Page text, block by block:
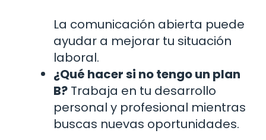
La comunicación abierta puede
ayudar a mejorar tu situación
laboral.
¿Qué hacer si no tengo un plan
B? Trabaja en tu desarrollo
personal y profesional mientras
buscas nuevas oportunidades.